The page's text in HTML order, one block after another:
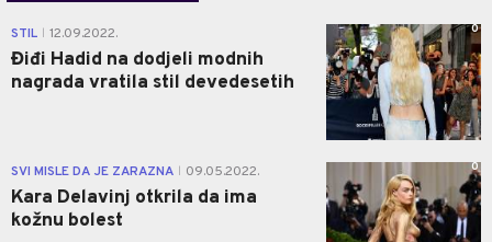
STIL 12.09.2022.
Điđi Hadid na dodjeli modnih
nagrada vratila stil devedesetih
0
SVI MISLE DA JE ZARAZNA 09.05.2022.
Kara Delavinj otkrila da ima
kožnu bolest
0